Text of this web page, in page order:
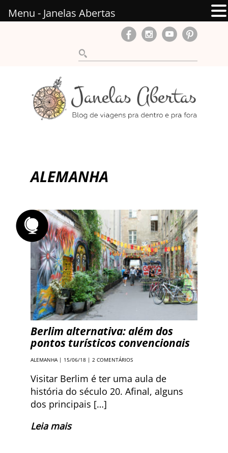
ALEMANHA
Berlim alternativa: além dos
pontos turísticos convencionais
ALEMANHA| 15/06/18 | 2 COMENTÁRIOS
Visitar Berlim é ter uma aula de
história do século 20. Afinal, alguns
dos principais […]
Leia mais
Menu - Janelas Abertas